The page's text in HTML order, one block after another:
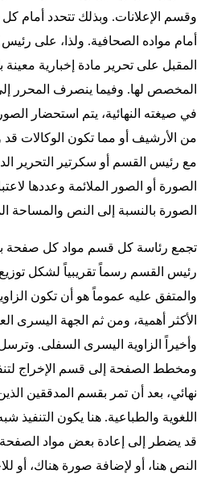
وقسم الإعلانات. وبذلك تتحدد أمام
أمام مواده الصحافية. ولذا، على
المقبل على تحرير مادة إخبارية معينة
المخصص لها. وفيما ينصرف المحرر
في صيغته النهائية، يتم استحضار
من الأرشيف أو مما تكون الوكالات قد
مع رئيس القسم أو سكرتير التحرير
الصورة أو الصور الملائمة وعددها
الصورة بالنسبة إلى النص والمساحة
تجمع رئاسة كل قسم مواد كل صفحة
رئيس القسم رسماً تقريبياً لشكل
والمتفق عليه عموماً هو أن تكون
الأكثر أهمية، ومن ثم الجهة اليسرى
وأخيراً الزاوية اليسرى السفلى.
ومخطط الصفحة إلى قسم الإخراج
نهائي، بعد أن تمر بقسم المدققين
اللغوية والطباعية. هنا يكون التنفيذ
قد يضطر إلى إعادة بعض مواد الصفحة
النص هنا، أو لإضافة صورة هناك، أو